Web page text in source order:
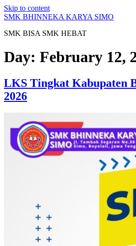
Skip to content
SMK BHINNEKA KARYA SIMO
SMK BISA SMK HEBAT
Day: February 12,
LKS Tingkat Kabupaten
2026